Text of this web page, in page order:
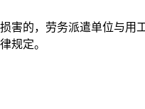
的，劳务派遣单位与用
规定。